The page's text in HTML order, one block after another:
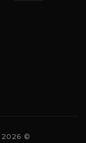
© 2026 هندسة الدرويش (ذ.م.م)